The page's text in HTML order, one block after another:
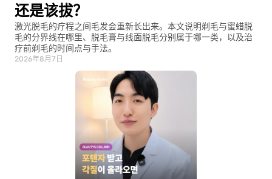
还是该拔？
激光脱毛的疗程之间毛发会重新长出来。本文说明剃毛与蜜蜡脱
毛的分界线在哪里、脱毛膏与线面脱毛分别属于哪一类，以及治
疗前剃毛的时间点与手法。
2026年8月7日